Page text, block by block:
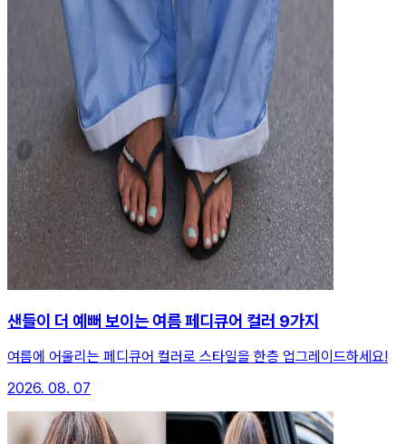
샌들이 더 예뻐 보이는 여름 페디큐어 컬러 9가지
여름에 어울리는 페디큐어 컬러로 스타일을 한층 업그레이드하세요!
2026. 08. 07